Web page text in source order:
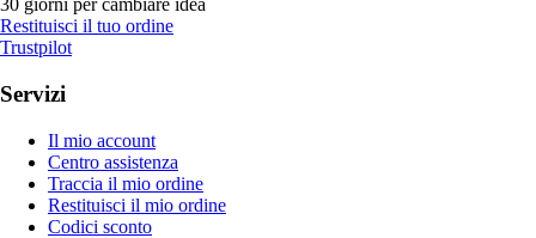
30 giorni per cambiare idea
Restituisci il tuo ordine
Trustpilot
Servizi
Il mio account
Centro assistenza
Traccia il mio ordine
Restituisci il mio ordine
Codici sconto